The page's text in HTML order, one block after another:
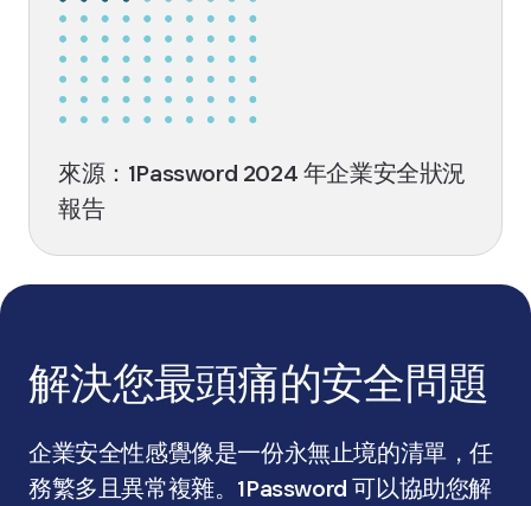
來源：1Password 2024 年企業安全狀況
報告
解決您最頭痛的安全問題
企業安全性感覺像是一份永無止境的清單，任
務繁多且異常複雜。1Password 可以協助您解